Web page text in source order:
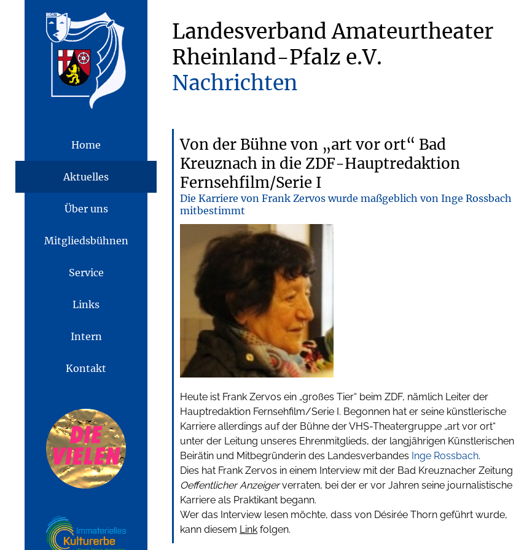
Home
Aktuelles
Über uns
Mitgliedsbühnen
Service
Links
Intern
Kontakt
Landesverband Amateurtheater
Rheinland-Pfalz e.V.
Nachrichten
Von der Bühne von „art vor ort“ Bad
Kreuznach in die ZDF-Hauptredaktion
Fernsehfilm/Serie I
Die Karriere von Frank Zervos wurde maßgeblich von Inge Rossbach
mitbestimmt
Heute ist Frank Zervos ein „großes Tier“ beim ZDF, nämlich Leiter der
Hauptredaktion Fernsehfilm/Serie I. Begonnen hat er seine künstlerische
Karriere allerdings auf der Bühne der VHS-Theatergruppe „art vor ort“
unter der Leitung unseres Ehrenmitglieds, der langjährigen Künstlerischen
Beirätin und Mitbegründerin des Landesverbandes Inge Rossbach.
Dies hat Frank Zervos in einem Interview mit der Bad Kreuznacher Zeitung
Oeffentlicher Anzeigerverraten, bei der er vor Jahren seine journalistische
Karriere als Praktikant begann.
Wer das Interview lesen möchte, dass von Désirée Thorn geführt wurde,
kann diesem Link folgen.